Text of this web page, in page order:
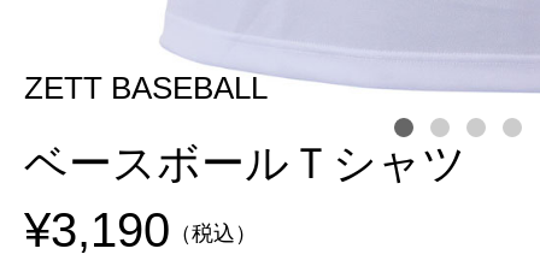
ZETT BASEBALL
ベースボールＴシャツ
¥3,190 （税込）